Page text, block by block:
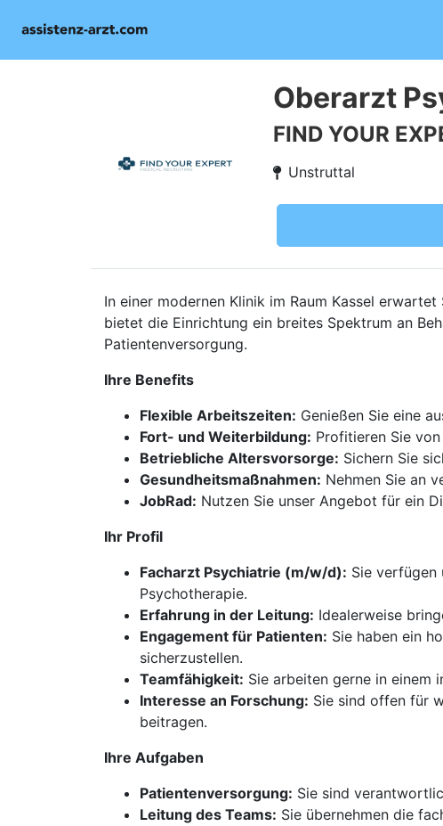
Oberarzt
FIND YOUR
Unstruttal
In einer modernen Klinik im Raum Kassel
bietet die Einrichtung ein breites Spektrum an
Patientenversorgung.
Ihre Benefits
Flexible Arbeitszeiten: Genießen Sie eine
Fort- und Weiterbildung: Profitieren Sie
Betriebliche Altersvorsorge: Sichern Sie
Gesundheitsmaßnahmen: Nehmen Sie an
JobRad: Nutzen Sie unser Angebot für ein
Ihr Profil
Facharzt Psychiatrie (m/w/d): Sie verfügen
Psychotherapie.
Erfahrung in der Leitung: Idealerweise
Engagement für Patienten: Sie haben ein
sicherzustellen.
Teamfähigkeit: Sie arbeiten gerne in einem
Interesse an Forschung: Sie sind offen für
beitragen.
Ihre Aufgaben
Patientenversorgung: Sie sind
Leitung des Teams: Sie übernehmen die